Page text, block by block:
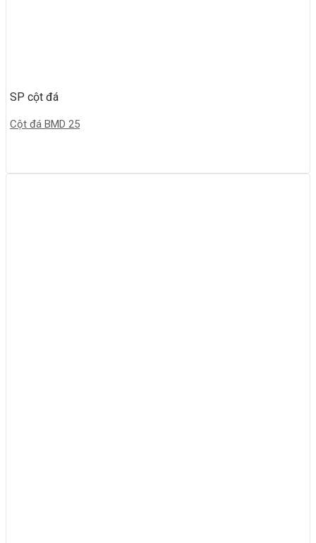
SP cột đá
Cột đá BMD 25